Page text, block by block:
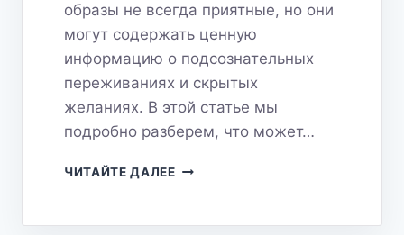
образы не всегда приятные, но они
могут содержать ценную
информацию о подсознательных
переживаниях и скрытых
желаниях. В этой статье мы
подробно разберем, что может…
ЧИТАЙТЕ ДАЛЕЕТРУБЫ
ЧТО